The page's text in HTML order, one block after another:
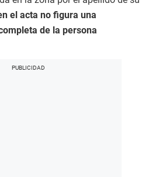
el acta no figura una
de la persona